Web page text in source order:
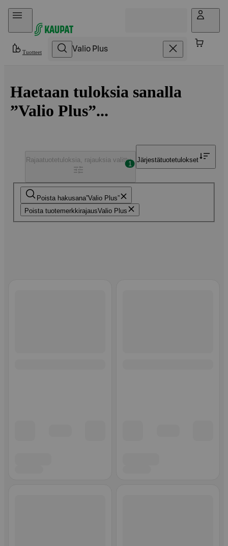
Hyppää sisältöön
Tuotteet
Haetaan tuloksia sanalla
”Valio Plus”...
Poista hakusana Valio Plus
Poista tuotemerkkirajausValio Plus
Rajaatuotetuloksia, rajauksia valittu
1
Järjestätuotetulokset